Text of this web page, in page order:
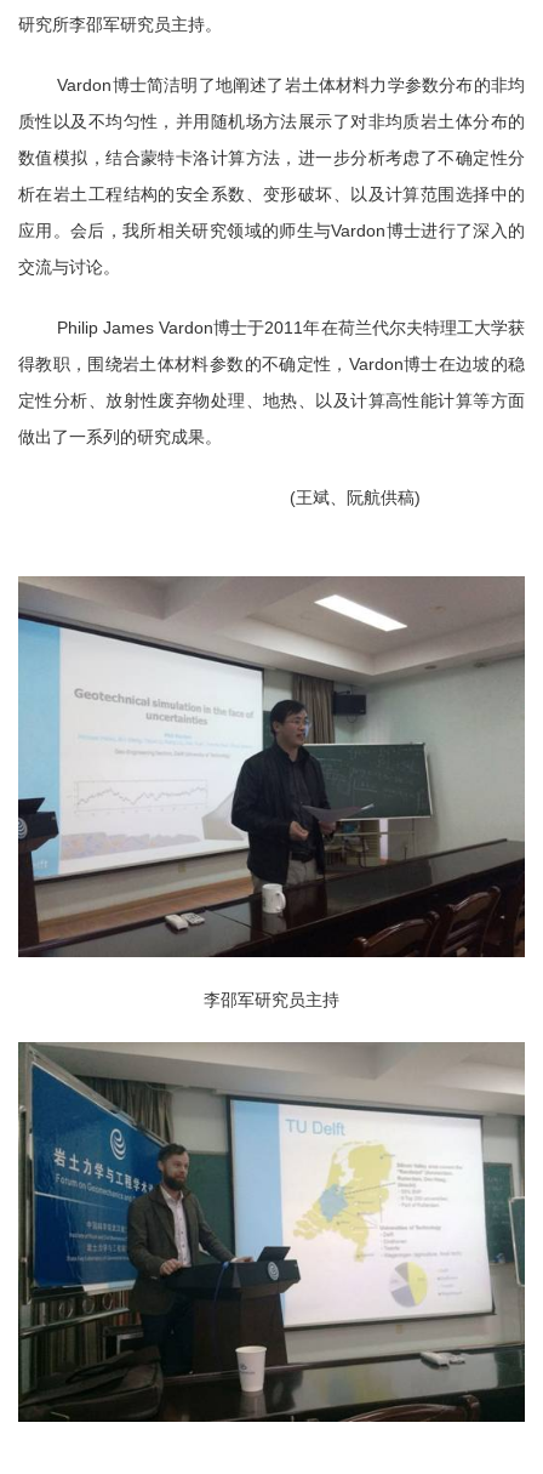
研究所李邵军研究员主持。
Vardon博士简洁明了地阐述了岩土体材料力学参数分布的非均
质性以及不均匀性，并用随机场方法展示了对非均质岩土体分布的
数值模拟，结合蒙特卡洛计算方法，进一步分析考虑了不确定性分
析在岩土工程结构的安全系数、变形破坏、以及计算范围选择中的
应用。会后，我所相关研究领域的师生与Vardon博士进行了深入的
交流与讨论。
Philip James Vardon博士于2011年在荷兰代尔夫特理工大学获
得教职，围绕岩土体材料参数的不确定性， Vardon博士在边坡的稳
定性分析、放射性废弃物处理、地热、以及计算高性能计算等方面
做出了一系列的研究成果。
(王斌、阮航供稿)
李邵军研究员主持